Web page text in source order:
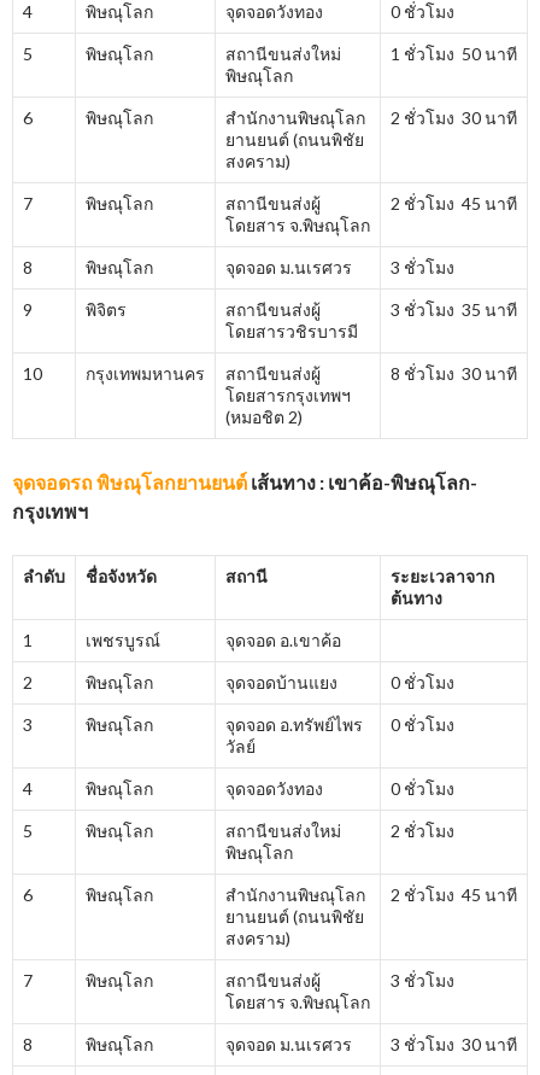
4 พิษณุโลก จุดจอดวังทอง 0 ชั่วโมง
5 พิษณุโลก
สถานีขนส่งใหม่
พิษณุโลก
1 ชั่วโมง 50 นาที
6 พิษณุโลก
สำนักงานพิษณุโลก
ยานยนต์ (ถนนพิชัย
สงคราม)
2 ชั่วโมง 30 นาที
7 พิษณุโลก
สถานีขนส่งผู้
โดยสาร จ.พิษณุโลก
2 ชั่วโมง 45 นาที
8 พิษณุโลก จุดจอด ม.นเรศวร 3 ชั่วโมง
9 พิจิตร
สถานีขนส่งผู้
โดยสารวชิรบารมี
3 ชั่วโมง 35 นาที
10 กรุงเทพมหานคร
สถานีขนส่งผู้
โดยสารกรุงเทพฯ
(หมอชิต 2)
8 ชั่วโมง 30 นาที
จุดจอดรถ พิษณุโลกยานยนต์ เส้นทาง : เขาค้อ-พิษณุโลก-
กรุงเทพฯ
ลำดับ ชื่อจังหวัด สถานี
ระยะเวลาจาก
ต้นทาง
1 เพชรบูรณ์ จุดจอด อ.เขาค้อ
2 พิษณุโลก จุดจอดบ้านแยง 0 ชั่วโมง
3 พิษณุโลก
จุดจอด อ.ทรัพย์ไพร
วัลย์
0 ชั่วโมง
4 พิษณุโลก จุดจอดวังทอง 0 ชั่วโมง
5 พิษณุโลก
สถานีขนส่งใหม่
พิษณุโลก
2 ชั่วโมง
6 พิษณุโลก
สำนักงานพิษณุโลก
ยานยนต์ (ถนนพิชัย
สงคราม)
2 ชั่วโมง 45 นาที
7 พิษณุโลก
สถานีขนส่งผู้
โดยสาร จ.พิษณุโลก
3 ชั่วโมง
8 พิษณุโลก จุดจอด ม.นเรศวร 3 ชั่วโมง 30 นาที